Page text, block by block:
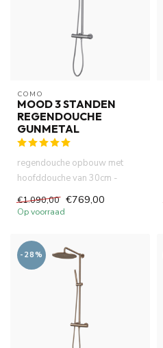
COMO
MOOD 3 STANDEN
REGENDOUCHE
GUNMETAL
regendouche opbouw met
hoofddouche van 30cm -
verouderd i...
€1.090,00 €769,00
Op voorraad
-28%